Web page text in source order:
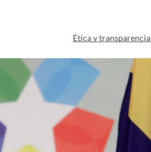
Ética y